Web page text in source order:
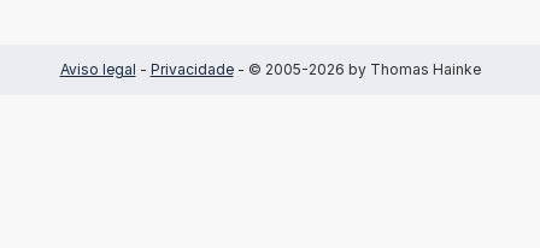
Aviso legal - Privacidade- © 2005-2026 by Thomas Hainke